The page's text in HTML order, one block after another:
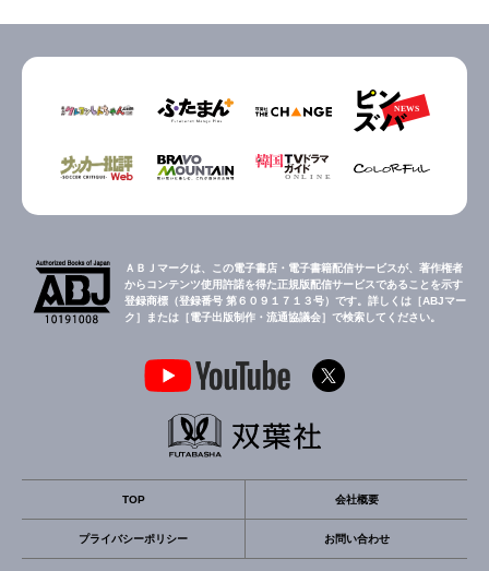
ＡＢＪマークは、この電子書店・電子書籍配信サービスが、著作権者
からコンテンツ使用許諾を得た正規版配信サービスであることを示す
登録商標（登録番号 第６０９１７１３号）です。詳しくは［ABJマー
ク］または［電子出版制作・流通協議会］で検索してください。
TOP 会社概要
プライバシーポリシー お問い合わせ